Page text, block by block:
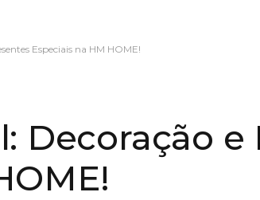
Especiais na HM HOME!
Decoração e